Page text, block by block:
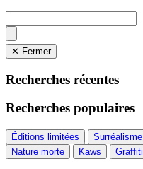
✕ Fermer
Recherches récentes
Recherches populaires
Éditions limitées Surréalisme
Nature morte
Kaws Graffiti